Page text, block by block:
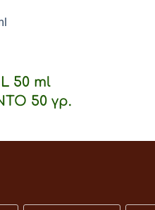
50 ml
50 γρ.